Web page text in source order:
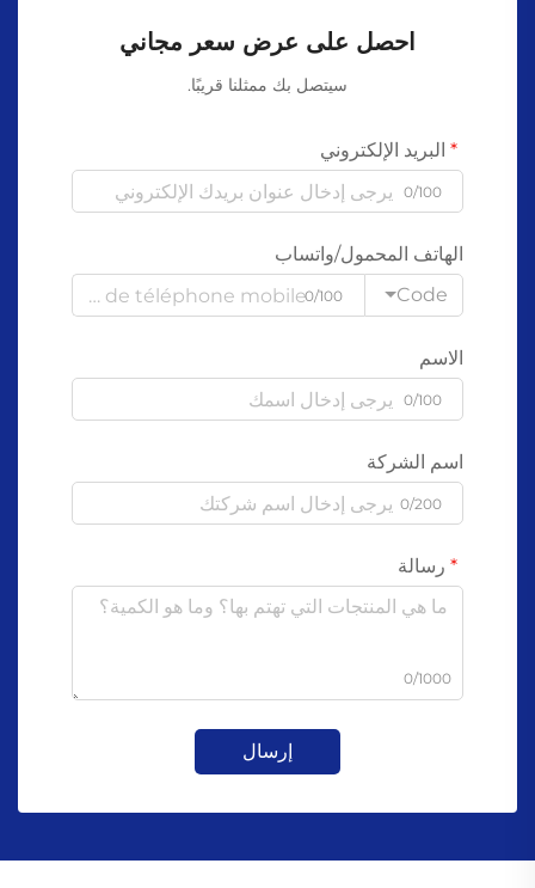
احصل على عرض سعر مجاني
سيتصل بك ممثلنا قريبًا.
البريد الإلكتروني
0/100
الهاتف المحمول/واتساب
Code
0/100
الاسم
0/100
اسم الشركة
0/200
رسالة
0/1000
إرسال